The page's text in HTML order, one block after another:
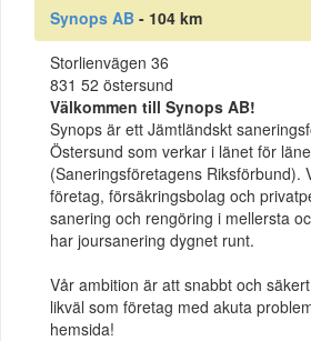
Synops AB - 104 km
Storlienvägen 36
831 52 östersund
Välkommen till Synops AB!
Synops är ett Jämtländskt
Östersund som verkar i länet för
(Saneringsföretagens Riksförbund).
företag, försäkringsbolag och
sanering och rengöring i mellersta
har joursanering dygnet runt.
Vår ambition är att snabbt och
likväl som företag med akuta
hemsida!